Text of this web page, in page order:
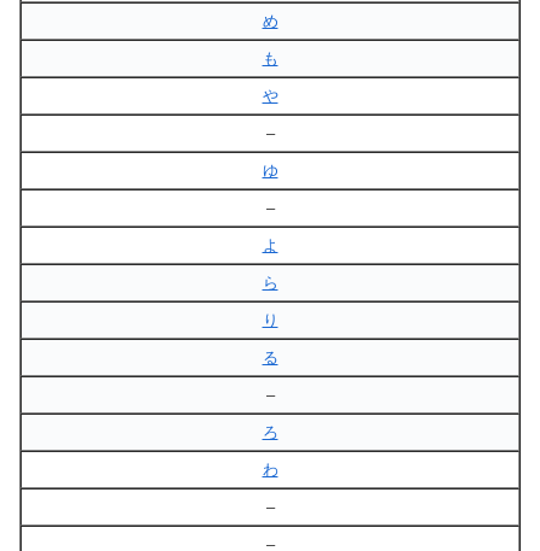
め
も
や
–
ゆ
–
よ
ら
り
る
–
ろ
わ
–
–